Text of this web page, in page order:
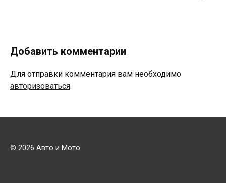
Добавить комментарии
Для отправки комментария вам необходимо
авторизоваться.
© 2026 Авто и Мото